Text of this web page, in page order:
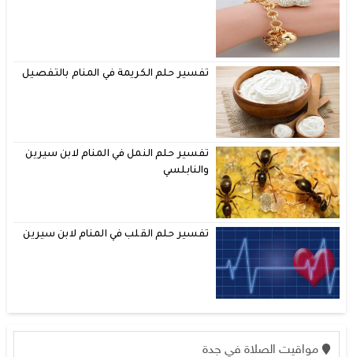
تفسير حلم الكريمة في المنام بالتفصيل
تفسير حلم النمل في المنام لابن سيرين
والنابلسي
تفسير حلم القلب في المنام لابن سيرين